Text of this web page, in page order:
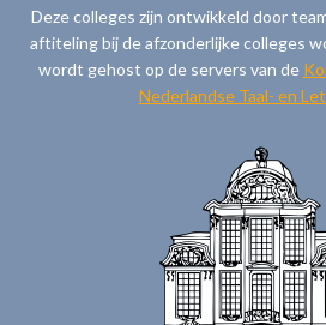
Deze colleges zijn ontwikkeld door
aftiteling bij de afzonderlijke colleges
wordt gehost op de servers van de
Nederlandse Taal- en